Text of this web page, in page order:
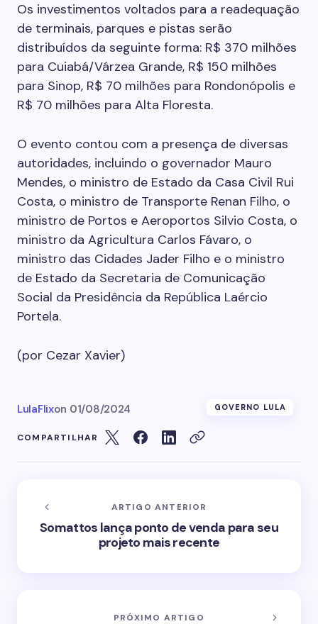
Os investimentos voltados para a readequação
de terminais, parques e pistas serão
distribuídos da seguinte forma: R$ 370 milhões
para Cuiabá/Várzea Grande, R$ 150 milhões
para Sinop, R$ 70 milhões para Rondonópolis e
R$ 70 milhões para Alta Floresta.
O evento contou com a presença de diversas
autoridades, incluindo o governador Mauro
Mendes, o ministro de Estado da Casa Civil Rui
Costa, o ministro de Transporte Renan Filho, o
ministro de Portos e Aeroportos Silvio Costa, o
ministro da Agricultura Carlos Fávaro, o
ministro das Cidades Jader Filho e o ministro
de Estado da Secretaria de Comunicação
Social da Presidência da República Laércio
Portela.
(por Cezar Xavier)
LulaFlixon 01/08/2024 GOVERNO LULA
COMPARTILHAR
ARTIGO ANTERIOR
Somattos lança ponto de venda para seu
projeto mais recente
PRÓXIMO ARTIGO